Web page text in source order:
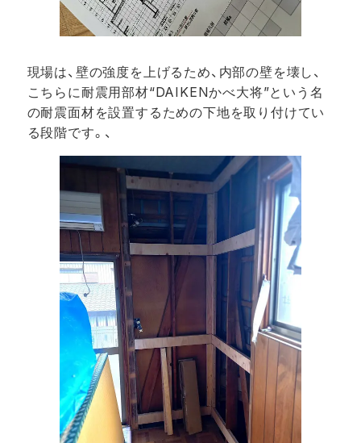
現場は、壁の強度を上げるため、内部の壁を壊し、
こちらに耐震用部材“DAIKENかべ大将”という名
の耐震面材を設置するための下地を取り付けてい
る段階です。、